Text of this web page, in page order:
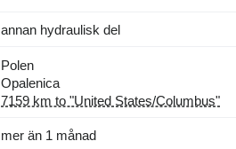
annan hydraulisk del
Polen
Opalenica
7159 km to "United States/Columbus"
mer än 1 månad